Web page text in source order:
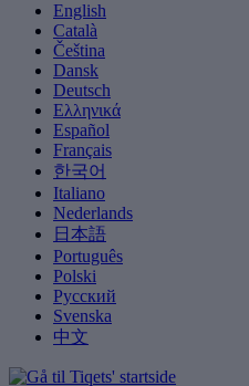
English
Català
Čeština
Dansk
Deutsch
Ελληνικά
Español
Français
한국어
Italiano
Nederlands
日本語
Português
Polski
Русский
Svenska
中文